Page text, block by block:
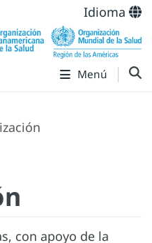
Idioma
Menú
con apoyo de la